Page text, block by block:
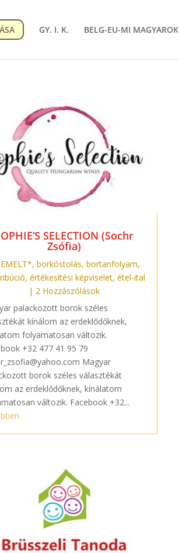
GY. I. K. BELG-EU-MI MAGYAROK
SELECTION (Sochr
Zsófia)
, borkóstolás, bortanfolyam,
,értékesítési képviselet,étel-ital
| 2 Hozzászólások
palackozott borok széles
kínálom az erdeklődőknek,
folyamatosan változik.
+32 477 41 95 79
Magyar
borok széles választékát
az erdeklődőknek, kínálatom
változik. Facebook +32...